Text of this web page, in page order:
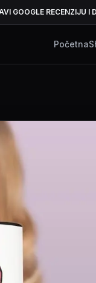
GOOGLE RECENZIJU I
Početna